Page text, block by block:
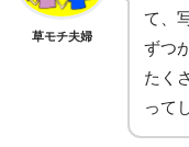
草モチ夫婦
て、
ずつ
たく
って